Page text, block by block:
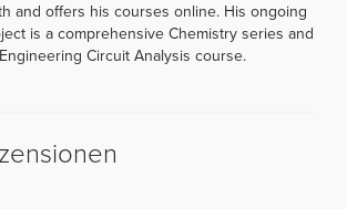
and offers his courses online. His ongoing
is a comprehensive Chemistry series and
Circuit Analysis course.